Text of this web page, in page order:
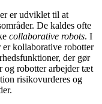
er udviklet til at
De kaldes ofte
collaborative robots. I
kollaborative robotter
der gør
og robotter arbejder tæt
risikovurderes og